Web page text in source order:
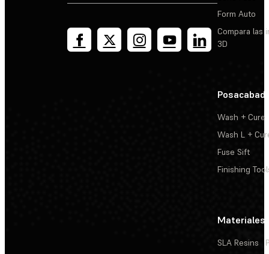
Form Auto
Compara las
3D
Wash + Cure
Wash L +
Fuse Sift
Finishing
Materiales
SLA Resins